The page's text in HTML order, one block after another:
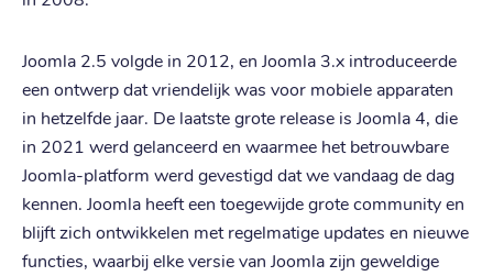
Joomla 2.5 volgde in 2012, en Joomla 3.x introduceerde
een ontwerp dat vriendelijk was voor mobiele apparaten
in hetzelfde jaar. De laatste grote release is Joomla 4, die
in 2021 werd gelanceerd en waarmee het betrouwbare
Joomla-platform werd gevestigd dat we vandaag de dag
kennen. Joomla heeft een toegewijde grote community en
blijft zich ontwikkelen met regelmatige updates en nieuwe
functies, waarbij elke versie van Joomla zijn geweldige